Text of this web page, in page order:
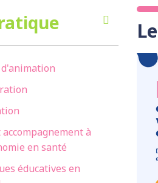
accompagnement à
en santé
éducatives en